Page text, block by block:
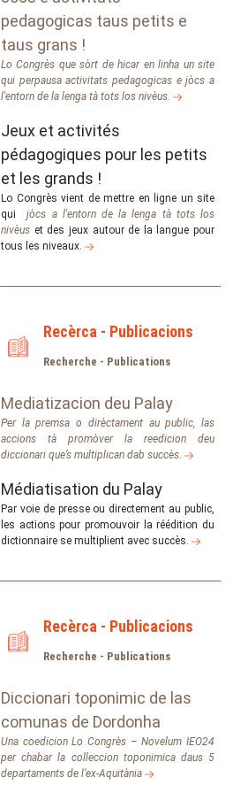
pedagogicas taus petits e
taus grans !
Lo Congrès que sòrt de hicar en linha un site
qui perpausa activitats pedagogicas e jòcs a
l'entorn de la lenga tà tots los nivèus.
Jeux et activités
pédagogiques pour les petits
et les grands !
Lo Congrès vient de mettre en ligne un site
qui
jòcs a l'entorn de la lenga tà tots los
nivèus et des jeux autour de la langue pour
tous les niveaux.
Recèrca - Publicacions
Recherche - Publications
Mediatizacion deu Palay
Per la premsa o dirèctament au public, las
accions tà promòver la reedicion deu
diccionari que’s multiplican dab succès.
Médiatisation du Palay
Par voie de presse ou directement au public,
les actions pour promouvoir la réédition du
dictionnaire se multiplient avec succès.
Recèrca - Publicacions
Recherche - Publications
Diccionari toponimic de las
comunas de Dordonha
Una coedicion Lo Congrès – Novelum IEO24
per chabar la colleccion toponimica daus 5
departaments de l’ex-Aquitània